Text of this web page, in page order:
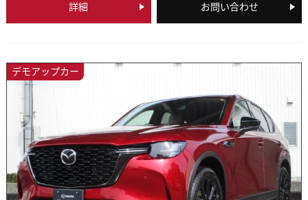
詳細 お問い合わせ
デモアップカー